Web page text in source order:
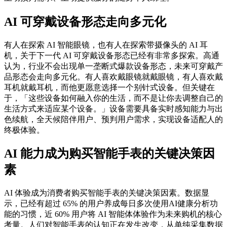
AI 可穿戴设备形态走向多元化
有人在探索 AI 智能眼镜，也有人在探索带摄像头的 AI 耳
机，关于下一代 AI 可穿戴设备形态已经有非常多探索。高通
认为，行业不会出现单一垄断式爆款设备形态，未来可穿戴产
品形态会走向多元化。有人喜欢戴眼镜就戴眼镜，有人喜欢戴
耳机就戴耳机，而他更愿意选择一个别针式设备。但关键在
于，「这些设备如何融入你的生活，而不是让你去调整自己的
生活方式来适应某个设备。」设备需要具备实时感知能力与出
色续航，全天候陪伴用户、预判用户需求，实现设备适配人的
终极体验。
AI 能力成为购买智能手表的关键决策因
素
AI 体验成为消费者购买智能手表的关键决策因素。数据显
示，已经有超过 65% 的用户养成每日多次使用AI健康分析功
能的习惯，近 60% 用户将 AI 智能体体验作为未来购机的核心
考量。人们对智能手表的认知正在发生改变，从单纯采集数据